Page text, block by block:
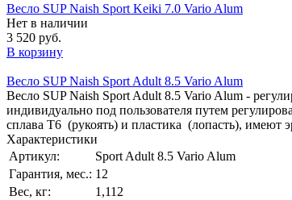
Весло SUP Naish Sport Keiki 7.0 Vario Alum
Нет в наличии
3 520 руб.
В корзину
Весло SUP Naish Sport Adult 8.5 Vario Alum
Весло SUP Naish Sport Adult 8.5 Vario Alum -
индивидуально под пользователя путем
сплава Т6 (рукоять) и пластика (лопасть), имеют
Характеристики
Артикул:
Sport Adult 8.5 Vario Alum
Гарантия, мес.: 12
Вес, кг:
1,112